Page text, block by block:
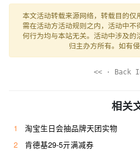
本文活动转载来源网络，转载目的
需在活动方活动规则之内，活动中
何行为均与本站无关。活动中涉及
归主办方所有。如有
<< · Back
相关
1
淘宝生日会抽品牌天团实物
2
肯德基29-5亓满减券